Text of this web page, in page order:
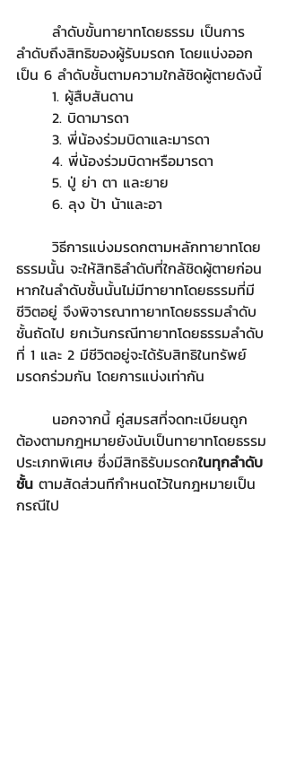
ลำดับถึงสิทธิของผู้รับมรดก โดยแบ่งออก
เป็น 6 ลำดับชั้นตามความใกล้ชิดผู้ตายดังนี้
	1. ผู้สืบสันดาน
	2. บิดามารดา
	3. พี่น้องร่วมบิดาและมารดา
	4. พี่น้องร่วมบิดาหรือมารดา
	5. ปู่ ย่า ตา และยาย
	6. ลุง ป้า น้าและอา
ธรรมนั้น จะให้สิทธิลำดับที่ใกล้ชิดผู้ตายก่อน
หากในลำดับชั้นนั้นไม่มีทายาทโดยธรรมที่มี
ชีวิตอยู่ จึงพิจารณาทายาทโดยธรรมลำดับ
ชั้นถัดไป ยกเว้นกรณีทายาทโดยธรรมลำดับ
ที่ 1 และ 2 มีชีวิตอยู่จะได้รับสิทธิในทรัพย์
มรดกร่วมกัน โดยการแบ่งเท่ากัน
ต้องตามกฎหมายยังนับเป็นทายาทโดยธรรม
ประเภทพิเศษ ซึ่งมีสิทธิรับมรดกในทุกลำดับ
ชั้น ตามสัดส่วนทีกำหนดไว้ในกฎหมายเป็น
กรณีไป